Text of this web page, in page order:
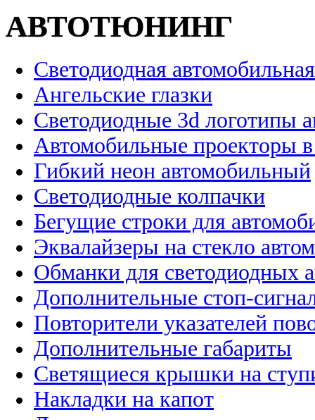
АВТОТЮНИНГ
Светодиодная
Ангельские глазки
Светодиодные 3d логотипы
Автомобильные проекторы
Гибкий неон автомобильный
Светодиодные колпачки
Бегущие строки для
Эквалайзеры на стекло
Обманки для светодиодных
Дополнительные стоп-
Повторители указателей
Дополнительные габариты
Светящиеся крышки на
Накладки на капот